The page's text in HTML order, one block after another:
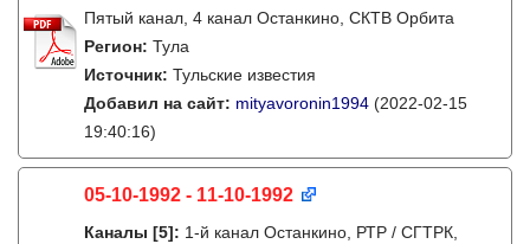
Пятый канал, 4 канал Останкино, СКТВ Орбита
Регион: Тула
Источник: Тульские известия
Добавил на сайт: mityavoronin1994 (2022-02-15
19:40:16)
05-10-1992 - 11-10-1992
Каналы [5]: 1-й канал Останкино, РТР / СГТРК,